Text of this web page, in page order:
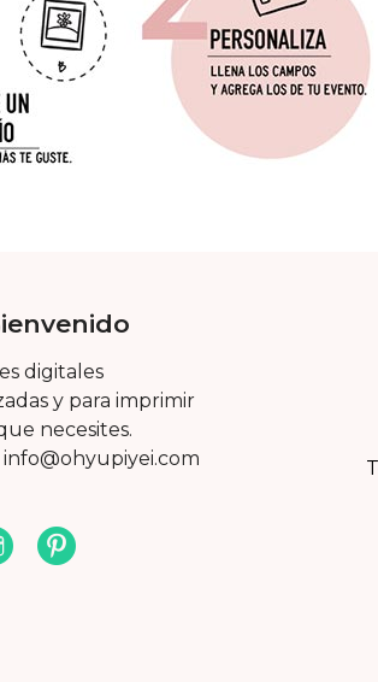
digitales
y para imprimir
necesites.